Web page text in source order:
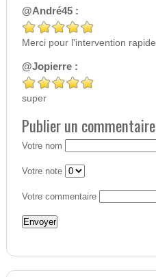
@André45 :
Merci pour l'intervention rapide
@Jopierre :
super
Publier un commentaire
Votre nom
Votre note
Votre commentaire